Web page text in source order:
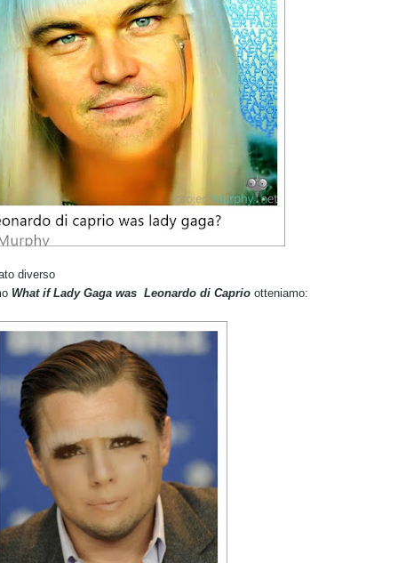
diverso
What if Lady Gaga was Leonardo di Caprio otteniamo: